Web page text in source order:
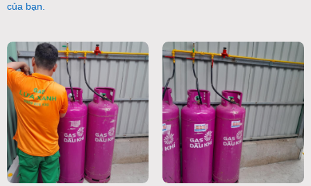
của bạn.